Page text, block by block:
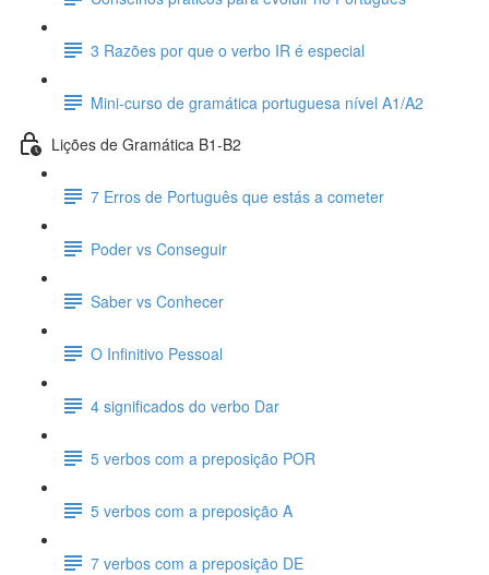
3 Razões por que o verbo IR é especial
Mini-curso de gramática portuguesa nível A1/A2
Lições de Gramática B1-B2
7 Erros de Português que estás a cometer
Poder vs Conseguir
Saber vs Conhecer
O Infinitivo Pessoal
4 significados do verbo Dar
5 verbos com a preposição POR
5 verbos com a preposição A
7 verbos com a preposição DE